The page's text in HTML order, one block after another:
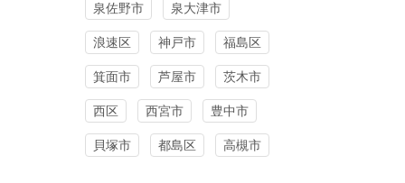
泉佐野市 泉大津市
浪速区 神戸市 福島区
箕面市 芦屋市 茨木市
西区 西宮市 豊中市
貝塚市 都島区 高槻市